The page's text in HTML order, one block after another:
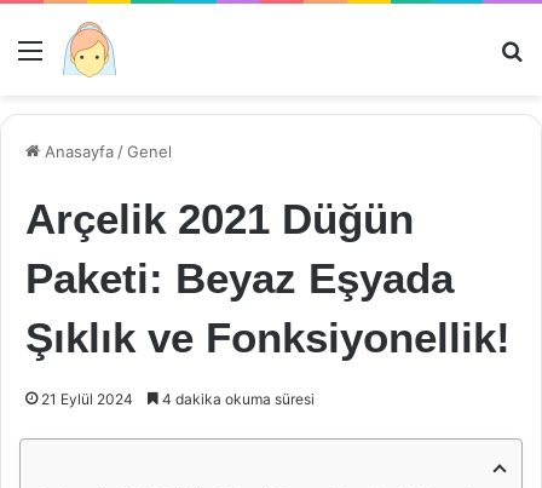
Menü
Anasayfa /Genel
Arçelik 2021 Düğün
Paketi: Beyaz Eşyada
Şıklık ve Fonksiyonellik!
21 Eylül 2024 4 dakika okuma süresi